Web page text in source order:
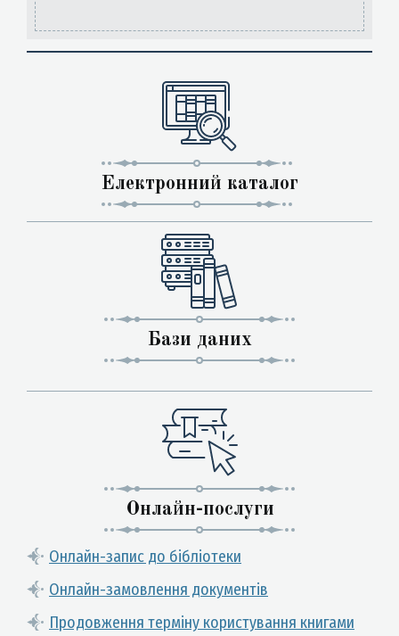
Електронний каталог
Бази даних
Онлайн-послуги
Онлайн-запис до бібліотеки
Онлайн-замовлення документів
Продовження терміну користування книгами